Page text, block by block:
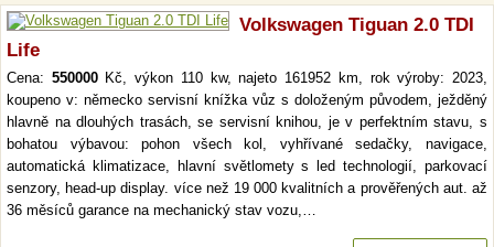
Volkswagen Tiguan 2.0 TDI
Life
Cena: 550000Kč, výkon 110 kw, najeto 161952 km, rok výroby: 2023,
koupeno v: německo servisní knížka vůz s doloženým původem, ježděný
hlavně na dlouhých trasách, se servisní knihou, je v perfektním stavu, s
bohatou výbavou: pohon všech kol, vyhřívané sedačky, navigace,
automatická klimatizace, hlavní světlomety s led technologií, parkovací
senzory, head-up display. více než 19 000 kvalitních a prověřených aut. až
36 měsíců garance na mechanický stav vozu,…